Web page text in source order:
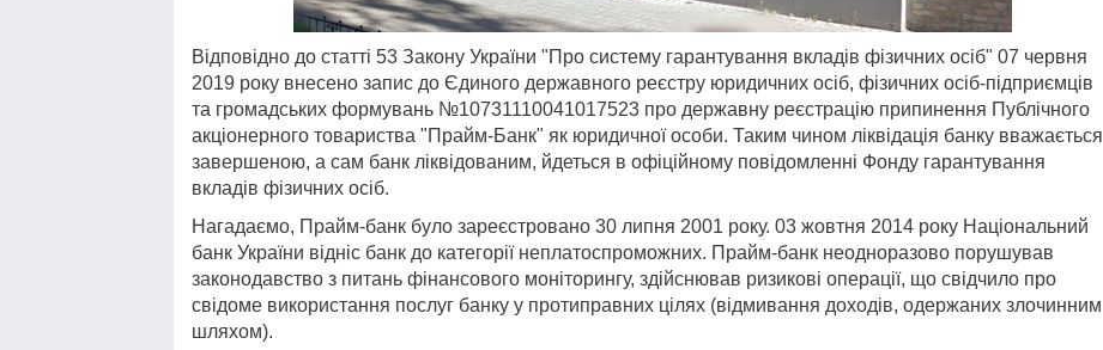
Відповідно до статті 53 Закону України "Про систему гарантування вкладів фізичних осіб" 07 червня
2019 року внесено запис до Єдиного державного реєстру юридичних осіб, фізичних осіб-підприємців
та громадських формувань №10731110041017523 про державну реєстрацію припинення Публічного
акціонерного товариства "Прайм-Банк" як юридичної особи. Таким чином ліквідація банку вважається
завершеною, а сам банк ліквідованим, йдеться в офіційному повідомленні Фонду гарантування
вкладів фізичних осіб.
Нагадаємо, Прайм-банк було зареєстровано 30 липня 2001 року. 03 жовтня 2014 року Національний
банк України відніс банк до категорії неплатоспроможних. Прайм-банк неодноразово порушував
законодавство з питань фінансового моніторингу, здійснював ризикові операції, що свідчило про
свідоме використання послуг банку у протиправних цілях (відмивання доходів, одержаних злочинним
шляхом).